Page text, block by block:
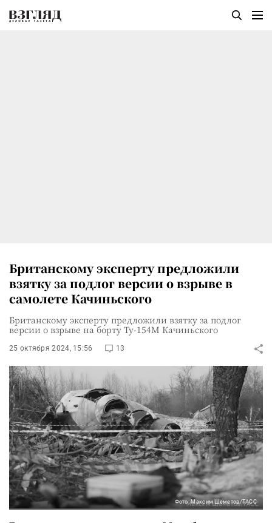
Британскому эксперту предложили
взятку за подлог версии о взрыве в
самолете Качиньского
Британскому эксперту предложили взятку за подлог
версии о взрыве на борту Ту-154М Качиньского
25 октября 2024, 15:56 13
Фото: Максим Шеметов/ТАСС